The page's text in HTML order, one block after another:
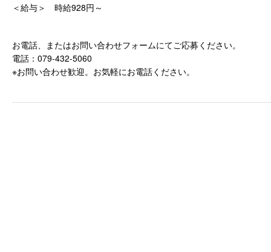
＜給与＞ 時給928円～
お電話、またはお問い合わせフォームにてご応募ください。
電話：079-432-5060
※お問い合わせ歓迎。お気軽にお電話ください。